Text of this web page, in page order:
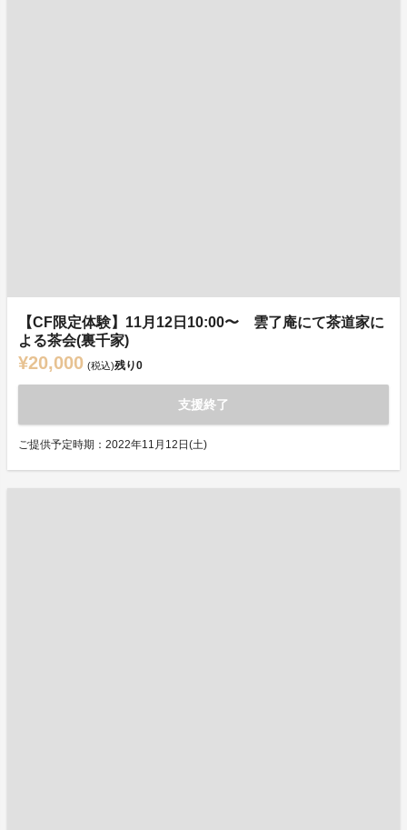
【CF限定体験】11月12日10:00〜 雲了庵にて茶道家に
よる茶会(裏千家)
¥20,000 (税込)残り0
支援終了
ご提供予定時期：2022年11月12日(土)